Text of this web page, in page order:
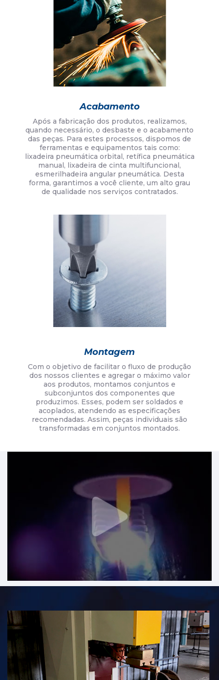
Acabamento
Após a fabricação dos produtos, realizamos,
quando necessário, o desbaste e o acabamento
das peças. Para estes processos, dispomos de
ferramentas e equipamentos tais como:
lixadeira pneumática orbital, retífica pneumática
manual, lixadeira de cinta multifuncional,
esmerilhadeira angular pneumática. Desta
forma, garantimos a você cliente, um alto grau
de qualidade nos serviços contratados.
Montagem
Com o objetivo de facilitar o fluxo de produção
dos nossos clientes e agregar o máximo valor
aos produtos, montamos conjuntos e
subconjuntos dos componentes que
produzimos. Esses, podem ser soldados e
acoplados, atendendo as especificações
recomendadas. Assim, peças individuais são
transformadas em conjuntos montados.